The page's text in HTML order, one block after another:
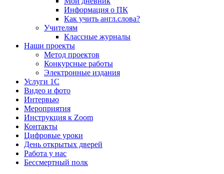
Информация о ПК
Как учить англ.слова?
Учителям
Классные журналы
Наши проекты
Метод проектов
Конкурсные работы
Электронные издания
Услуги 1C
Видео и фото
Интервью
Мероприятия
Инструкция к Zoom
Контакты
Цифровые уроки
День открытых дверей
Работа у нас
Бессмертный полк